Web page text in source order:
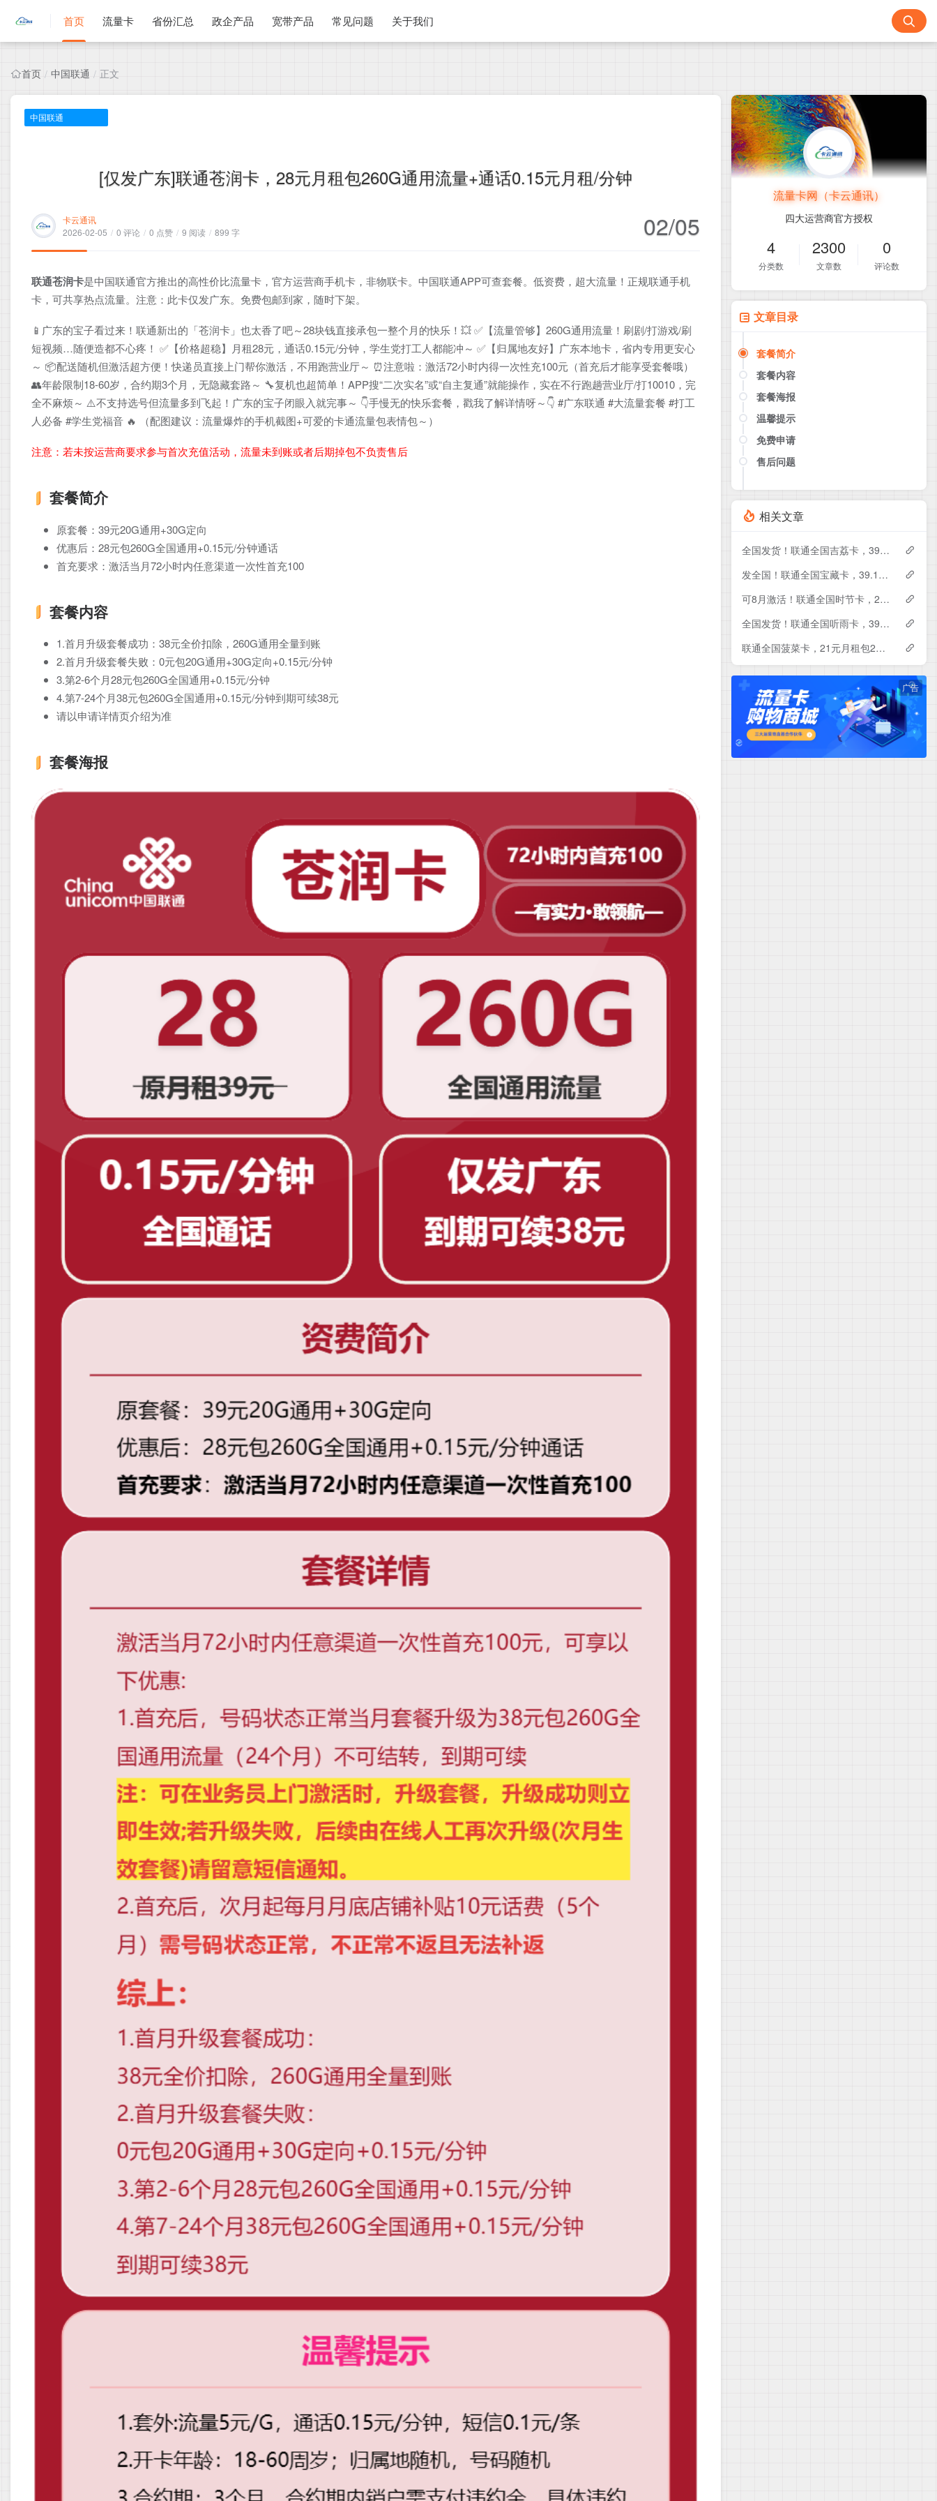
首页 流量卡 省份汇总 政企产品 宽带产品 常见问题 关于我们
首页 / 中国联通 / 正文
中国联通
[仅发广东]联通苍润卡，28元月租包260G通用流量+通话0.15元月租/分钟
卡云通讯
2026-02-05 / 0 评论 / 0 点赞 / 9 阅读 / 899 字 02/05
联通苍润卡是中国联通官方推出的高性价比流量卡，官方运营商手机卡，非物联卡。中国联通APP可查套餐。低资费，超大流量！正规联通手机
卡，可共享热点流量。注意：此卡仅发广东。免费包邮到家，随时下架。
📱广东的宝子看过来！联通新出的「苍润卡」也太香了吧～28块钱直接承包一整个月的快乐！💥 ✅【流量管够】260G通用流量！刷剧/打游戏/刷
短视频…随便造都不心疼！ ✅【价格超稳】月租28元，通话0.15元/分钟，学生党打工人都能冲～ ✅【归属地友好】广东本地卡，省内专用更安心
～ 📦配送随机但激活超方便！快递员直接上门帮你激活，不用跑营业厅～ ⏰注意啦：激活72小时内得一次性充100元（首充后才能享受套餐哦）
👥年龄限制18-60岁，合约期3个月，无隐藏套路～ 🔧复机也超简单！APP搜“二次实名”或“自主复通”就能操作，实在不行跑趟营业厅/打10010，完
全不麻烦～ ⚠️不支持选号但流量多到飞起！广东的宝子闭眼入就完事～ 👇手慢无的快乐套餐，戳我了解详情呀～👇 #广东联通 #大流量套餐 #打工
人必备 #学生党福音 🔥 （配图建议：流量爆炸的手机截图+可爱的卡通流量包表情包～）
注意：若未按运营商要求参与首次充值活动，流量未到账或者后期掉包不负责售后
套餐简介
原套餐：39元20G通用+30G定向
优惠后：28元包260G全国通用+0.15元/分钟通话
首充要求：激活当月72小时内任意渠道一次性首充100
套餐内容
1.首月升级套餐成功：38元全价扣除，260G通用全量到账
2.首月升级套餐失败：0元包20G通用+30G定向+0.15元/分钟
3.第2-6个月28元包260G全国通用+0.15元/分钟
4.第7-24个月38元包260G全国通用+0.15元/分钟到期可续38元
请以申请详情页介绍为准
套餐海报
流量卡网（卡云通讯）
四大运营商官方授权
4
分类数
2300
文章数
0
评论数
文章目录
套餐简介
套餐内容
套餐海报
温馨提示
免费申请
点击这里或者手机扫描下方二维码
售后问题
相关文章
全国发货！联通全国吉荔卡，39元月租包240G+50分钟
发全国！联通全国宝藏卡，39.1元月租包240G+200分钟
可8月激活！联通全国时节卡，29元月租包180G+200分钟+会员
全国发货！联通全国听雨卡，39元月租包260G+100分钟+会员
联通全国菠菜卡，21元月租包230G+500分钟
广告